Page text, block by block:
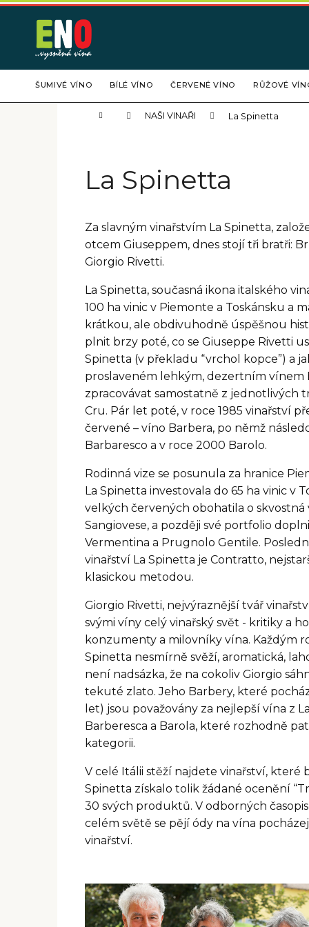
Přejít
ŠUMIVÉ VÍNO BÍLÉ VÍNO ČERVENÉ VÍNO RŮŽOVÉ
Domů NAŠI VINAŘI La Spinetta
La Spinetta
Za slavným vinařstvím La Spinetta,
otcem Giuseppem, dnes stojí tři bratři:
Giorgio Rivetti.
La Spinetta, současná ikona italského
100 ha vinic v Piemonte a Toskánsku a
krátkou, ale obdivuhodně úspěšnou
plnit brzy poté, co se Giuseppe Rivetti
Spinetta (v překladu “vrchol kopce”) a
proslaveném lehkým, dezertním vínem
zpracovávat samostatně z jednotlivých
Cru. Pár let poté, v roce 1985 vinařství
červené – víno Barbera, po němž
Barbaresco a v roce 2000 Barolo.
Rodinná vize se posunula za hranice
La Spinetta investovala do 65 ha vinic v
velkých červených obohatila o skvostná
Sangiovese, a později své portfolio
Vermentina a Prugnolo Gentile.
vinařství La Spinetta je Contratto,
klasickou metodou.
Giorgio Rivetti, nejvýraznější tvář
svými víny celý vinařský svět - kritiky a
konzumenty a milovníky vína. Každým
Spinetta nesmírně svěží, aromatická,
není nadsázka, že na cokoliv Giorgio
tekuté zlato. Jeho Barbery, které
let) jsou považovány za nejlepší vína z
Barberesca a Barola, které rozhodně
kategorii.
V celé Itálii stěží najdete vinařství, které
Spinetta získalo tolik žádané ocenění
30 svých produktů. V odborných
celém světě se pějí ódy na vína
vinařství.
K
Zpět
do
Zpět
do
C
o
HLEDAT